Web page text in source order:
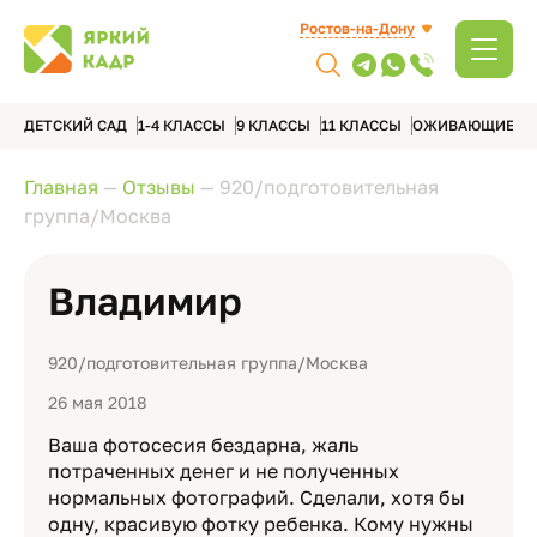
Ростов-на-Дону
ДЕТСКИЙ САД 1-4 КЛАССЫ 9 КЛАССЫ 11 КЛАССЫ ОЖИВАЮЩИЕ
Главная — Отзывы — 920/подготовительная
группа/Москва
Владимир
920/подготовительная группа/Москва
26 мая 2018
Ваша фотосесия бездарна, жаль
потраченных денег и не полученных
нормальных фотографий. Сделали, хотя бы
одну, красивую фотку ребенка. Кому нужны